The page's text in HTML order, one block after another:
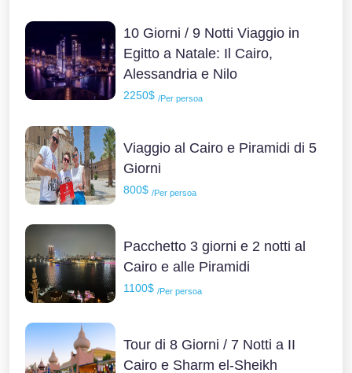
10 Giorni / 9 Notti Viaggio in
Egitto a Natale: Il Cairo,
Alessandria e Nilo
2250$ /Per persoa
Viaggio al Cairo e Piramidi di 5
Giorni
800$ /Per persoa
Pacchetto 3 giorni e 2 notti al
Cairo e alle Piramidi
1100$ /Per persoa
Tour di 8 Giorni / 7 Notti a II
Cairo e Sharm el-Sheikh